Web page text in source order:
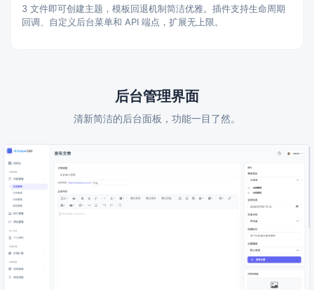
3 文件即可创建主题，模板回退机制简洁优雅。插件支持生命周期
回调、自定义后台菜单和 API 端点，扩展无上限。
后台管理界面
清新简洁的后台面板，功能一目了然。